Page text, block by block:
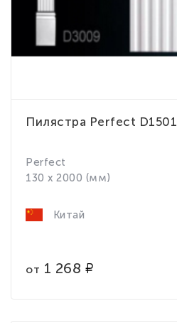
Пилястра Perfect D1501
Perfect
130 x 2000 (мм)
Китай
от 1 268